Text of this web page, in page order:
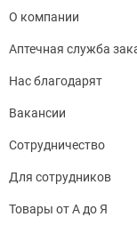
О компании
Аптечная служба
Нас благодарят
Вакансии
Сотрудничество
Для сотрудников
Товары от А до Я